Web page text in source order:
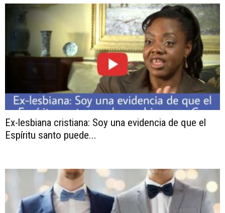
Ex-lesbiana cristiana: Soy una evidencia de que el
Espíritu santo puede...